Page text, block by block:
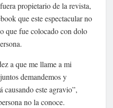
propietario de la revista,
que este espectacular no
que fue colocado con dolo
a que me llame a mi
demandemos y
causando este agravio”,
no la conoce.